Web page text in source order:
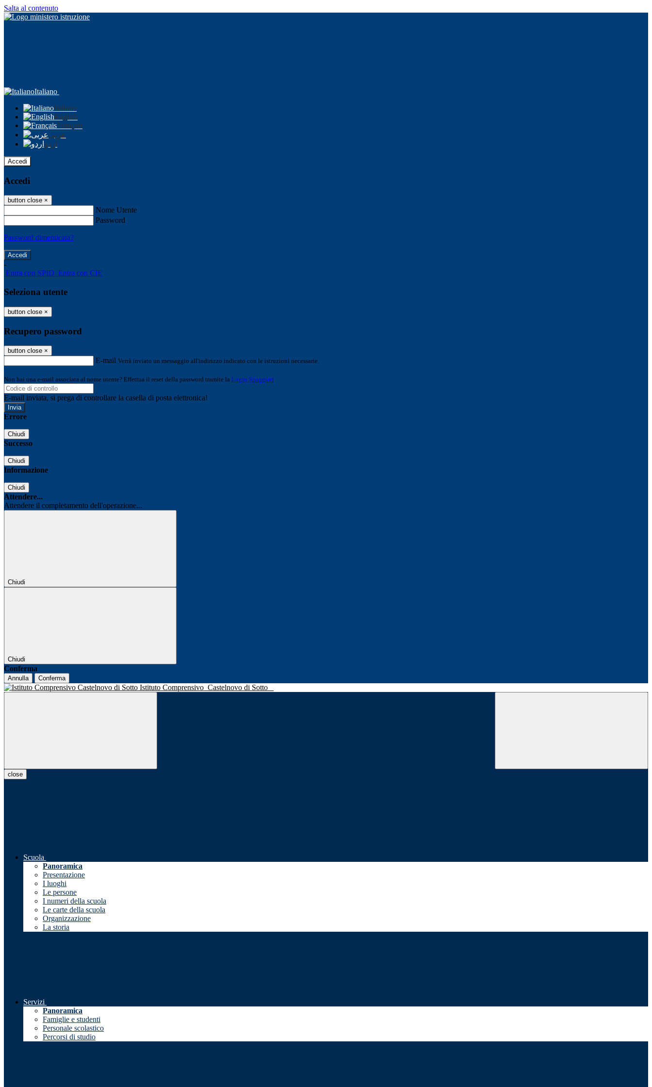
Salta al contenuto
Italiano
Italiano
English
Français
عربى
اردو
Accedi
Accedi
button close ×
Nome Utente
Password
Password dimenticata?
-
Entra con SPID Entra con CIE
Seleziona utente
button close ×
Recupero password
button close ×
E-mail Verrà inviato un messaggio all'indirizzo indicato con le istruzioni necessarie.
Non hai una e-mail associata al nome utente? Effettua il reset della password tramite la Login Spaggiari
E-mail inviata, si prega di controllare la casella di posta elettronica!
Errore
Chiudi
Successo
Chiudi
Informazione
Chiudi
Attendere...
Attendere il completamento dell'operazione...
Chiudi
Chiudi
Conferma
Annulla Conferma
Istituto Comprensivo Castelnovo di Sotto
close
Scuola
Panoramica
Presentazione
I luoghi
Le persone
I numeri della scuola
Le carte della scuola
Organizzazione
La storia
Servizi
Panoramica
Famiglie e studenti
Personale scolastico
Percorsi di studio